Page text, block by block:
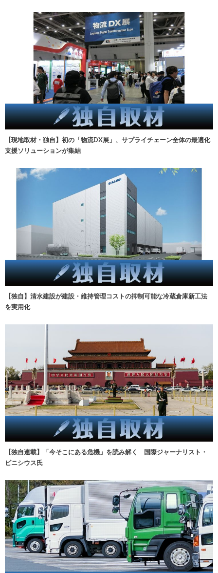
【現地取材・独自】初の「物流DX展」、サプライチェーン全体の最適化
支援ソリューションが集結
【独自】清水建設が建設・維持管理コストの抑制可能な冷蔵倉庫新工法
を実用化
【独自連載】「今そこにある危機」を読み解く 国際ジャーナリスト・
ビニシウス氏